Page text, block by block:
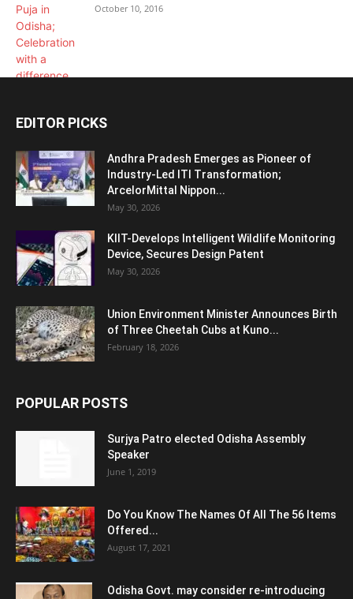
October 10, 2016
EDITOR PICKS
Andhra Pradesh Emerges as Pioneer of
Industry-Led ITI Transformation;
ArcelorMittal Nippon...
May 30, 2026
KIIT-Develops Intelligent Wildlife Monitoring
Device, Secures Design Patent
May 30, 2026
Union Environment Minister Announces Birth
of Three Cheetah Cubs at Kuno...
February 18, 2026
POPULAR POSTS
Surjya Patro elected Odisha Assembly
Speaker
June 1, 2019
Do You Know The Names Of All The 56 Items
Offered...
August 17, 2021
Odisha Govt. may consider re-introducing